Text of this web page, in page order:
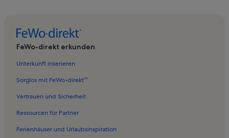
Ferienwohnungen in Ladis
Ferienwohnungen in Fiss
Ferienwohnungen in Königsleithebahn
Ferienwohnungen in Kauns
FeWo-direkt erkunden
Unterkunft inserieren
Sorglos mit FeWo-direkt™
Vertrauen und Sicherheit
Ressourcen für Partner
Ferienhäuser und Urlaubsinspiration